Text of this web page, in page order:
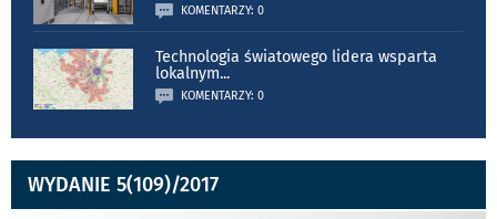
KOMENTARZY: 0
Technologia światowego lidera wsparta
lokalnym...
KOMENTARZY: 0
WYDANIE 5(109)/2017